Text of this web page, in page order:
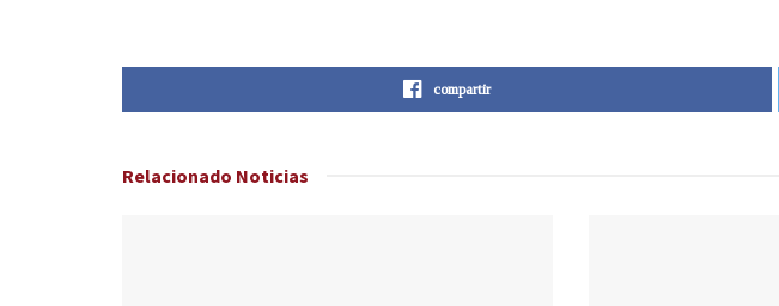
compartir
Relacionado Noticias